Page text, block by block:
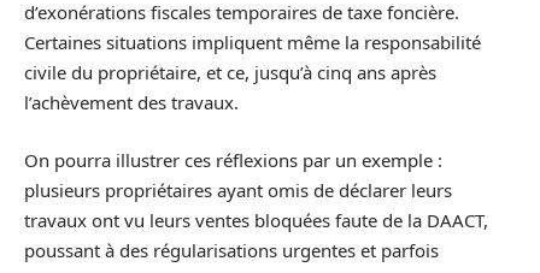
d’exonérations fiscales temporaires de taxe foncière.
Certaines situations impliquent même la responsabilité
civile du propriétaire, et ce, jusqu’à cinq ans après
l’achèvement des travaux.
On pourra illustrer ces réflexions par un exemple :
plusieurs propriétaires ayant omis de déclarer leurs
travaux ont vu leurs ventes bloquées faute de la DAACT,
poussant à des régularisations urgentes et parfois